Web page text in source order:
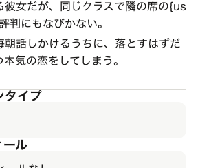
彼女だが、同じクラスで隣の席の{us
判にもなびかない。
朝話しかけるうちに、落とすはずだ
気の恋をしてしまう。
タイプ
ール